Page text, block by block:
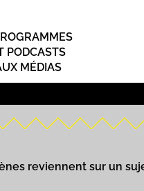
PODCASTS
MÉDIAS
reviennent sur un